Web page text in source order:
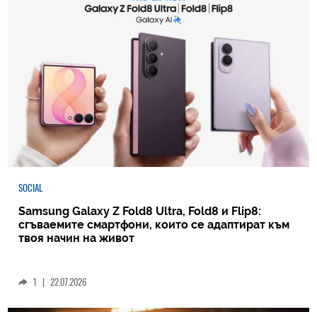
SOCIAL
Samsung Galaxy Z Fold8 Ultra, Fold8 и Flip8:
сгъваемите смартфони, които се адаптират към
твоя начин на живот
1 | 22.07.2026